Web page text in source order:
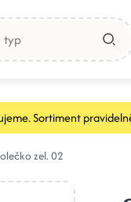
Sortiment
zel. 02